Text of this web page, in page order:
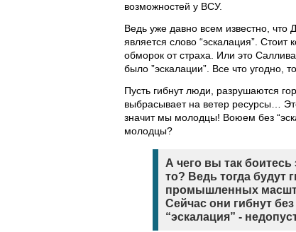
возможностей у ВСУ.
Ведь уже давно всем известно,
является слово “эскалация”.
обморок от страха. Или это
было ”эскалации”. Все что угодно,
Пусть гибнут люди, разрушаются
выбрасывает на ветер ресурсы…
значит мы молодцы! Воюем без
молодцы?
А чего вы так боитесь
то? Ведь тогда будут
промышленных
Сейчас они гибнут без
“эскалация” -